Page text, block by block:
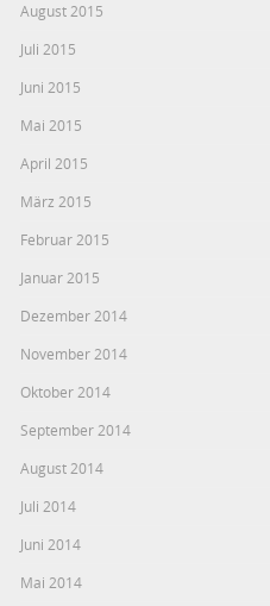
August 2015
Juli 2015
Juni 2015
Mai 2015
April 2015
März 2015
Februar 2015
Januar 2015
Dezember 2014
November 2014
Oktober 2014
September 2014
August 2014
Juli 2014
Juni 2014
Mai 2014